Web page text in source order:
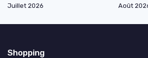
Juillet 2026
Août
Shopping